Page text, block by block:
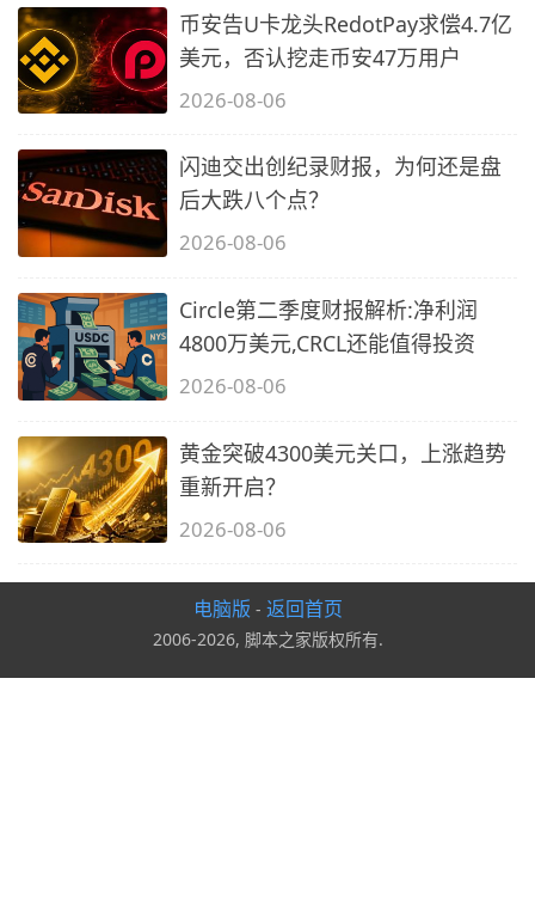
币安告U卡龙头RedotPay求偿4.7亿
美元，否认挖走币安47万用户
2026-08-06
闪迪交出创纪录财报，为何还是盘
后大跌八个点？
2026-08-06
Circle第二季度财报解析:净利润
4800万美元,CRCL还能值得投资
2026-08-06
黄金突破4300美元关口，上涨趋势
重新开启？
2026-08-06
电脑版 - 返回首页
2006-2026, 脚本之家版权所有.